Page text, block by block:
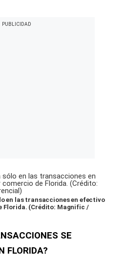
en las transacciones en efectivo
Florida. (Crédito: Magnific /
SE
FLORIDA?